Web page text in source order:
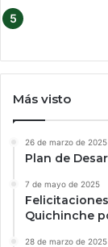
Más visto
26 de marzo de 2025
Plan de
7 de mayo de 2025
Quichinche
28 de marzo de 2025